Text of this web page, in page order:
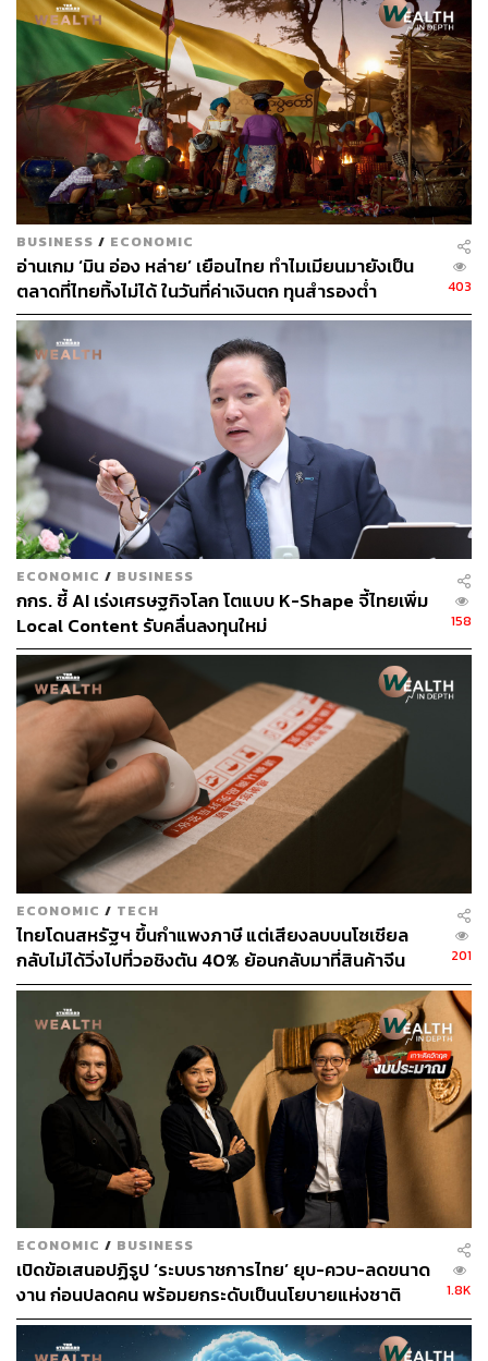
ขายต่อวันที่เกิดจากคนนั้นได้แปรเปลี่ยนกลายไปเป็นสิ่งที่เรียก
ว่าProgram Trading หรือที่หลายคนเรียกว่า High
Frequency Trade ซึ่งปัจจุบันคิดเป็นกว่า 45% ของมูลค่า
การซื้อขายต่อวันเรียบร้อยแล้ว
หรือพูดง่ายๆ ในหนึ่งวันของมูลค่าการซื้อขายของ SET
Index ครึ่งหนึ่งคือมนุษย์ และอีกกว่าครึ่งหนึ่งคือ Program
Trading
และสาม สภาพคล่อง ‘หนี’ในช่วง 2-3 ปีที่ผ่านมา นักลงทุน
และผู้อ่านคงจะคุ้นกันตลอดๆ ว่า ‘ฝรั่งขายหุ้นไทย’ หรือนัก
ลงทุนต่างชาติเทขายหุ้นไทย
และด้วย ณ ปัจจุบัน ที่กระแส Sell America รุนแรงมาก ทำให้
ภาพของดอลลาร์อ่อนค่า (บาทแข็ง)
เงินบาทที่แข็งจึงเท่ากับเม็ดเงินที่ไหลเข้า ซึ่งก็ควรจะเข้ามา
ในหุ้นไทยด้วย อย่างไรก็ดี ฟ้าอาจจะยังไม่เปิด เพราะเงินที่
ไหลเข้ามาก็ยังเลือกที่จะเข้ามาในพันธบัตรไทย (ตราสารหนี้)
ไม่ใช่หุ้นไทย (ตราสารทุน)
ดังนั้นผมคิดว่าจะ ‘ตั้งแถวใหม่’ ในตลาดหุ้นไทยตอนนี้ต้องคิด
ให้ดี ต้องคิดให้รอบ จะอิงแค่ ‘เศรษฐกิจ’ หรือ ‘การเมือง’ เห็น
ทีคงไม่ได้เสียแล้ว เพราะ ‘สภาพคล่อง’ เป็นอีกปัจจัยที่ส่งผล
มากต่อตลาดหุ้นไทยในช่วง 1-2 ปีที่ผ่านมา
ณ ปัจจุบัน สิ่งที่เรารู้แน่นอนและควบคุมได้ในรอบนี้มีอยู่สาม
อย่างในความเห็นของผม
ซื้อหุ้นไทยตอนนี้ได้ยืน ‘หัวแถว’ แน่ๆ
เพราะตอนนี้นัก
ลงทุนไม่ Cut Loss ก็ติดดอยอยู่
ของ ‘ถูก’ หรือValuation ที่ ‘ถูก’ มีที่มาที่ไป และไม่ได้
แปลว่าต้องขึ้นหรือปลอดภัย
ตลาดหุ้นคือ ‘กระจกหน้า’ ที่มองไปข้างหน้าหรือ
‘อนาคต’
ดังนั้นไม่ว่าจะ ‘เศรษฐกิจ’ ‘การเมือง’ หรือ ‘สภาพคล่อง’ หาก
ฟื้นตัวแม้จะเพียงเล็กน้อย ตลาดหุ้นที่เปรียบเสมือนกระจกหน้า
จะวิ่งก่อนแน่นอน และวิ่งก่อนที่ตัวเลขจะรายงานออกมาด้วย
คนยืน ‘หัวแถว’ อาจหนาวๆ ตอนนี้ แต่ถ้ากำไร ‘หัวแถว’ ก็กิน
ก่อนครับ
ทบทวนกันให้ดี เพราะไม่ว่าจะยูนิคอร์นหรือคนประสบความ
สำเร็จทั้งในแง่ของการลงทุนหรือการทำธุรกิจต้อง ‘กล้าเสี่ยง’
‘รอบคอบ’ เพราะเล่ห์เหลี่ยมเต็มไปหมดทั้งในเชิงธุรกิจและ
การลงทุน และคนที่ประสบความสำเร็จน้อยกว่าคนไม่สำเร็จ
เสมอ
BUSINESS / ECONOMIC
อ่านเกม ‘มิน อ่อง หล่าย’ เยือนไทย ทำไมเมียนมายังเป็น
ตลาดที่ไทยทิ้งไม่ได้ ในวันที่ค่าเงินตก ทุนสำรองต่ำ
403
ECONOMIC / BUSINESS
กกร. ชี้ AI เร่งเศรษฐกิจโลก โตแบบ K-Shape จี้ไทยเพิ่ม
Local Content รับคลื่นลงทุนใหม่
158
ECONOMIC / TECH
ไทยโดนสหรัฐฯ ขึ้นกำแพงภาษี แต่เสียงลบบนโซเชียล
กลับไม่ได้วิ่งไปที่วอชิงตัน 40% ย้อนกลับมาที่สินค้าจีน
ราคาถูกที่ทะลักจน SME ไทยสู้ไม่ไหว
201
ECONOMIC / BUSINESS
เปิดข้อเสนอปฏิรูป ‘ระบบราชการไทย’ ยุบ-ควบ-ลดขนาด
งาน ก่อนปลดคน พร้อมยกระดับเป็นนโยบายแห่งชาติ
1.8K